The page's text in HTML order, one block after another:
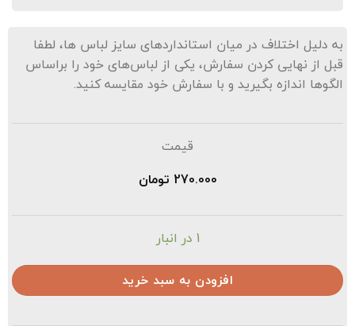
به دلیل اختلاف در میان استانداردهای سایز لباس ها، لطفا
قبل از نهایی کردن سفارش، یکی از لباس‌های خود را براساس
الگوها اندازه بگیرید و با سفارش خود مقایسه کنید.
قیمت
270.000تومان
افزودن به سبد خرید